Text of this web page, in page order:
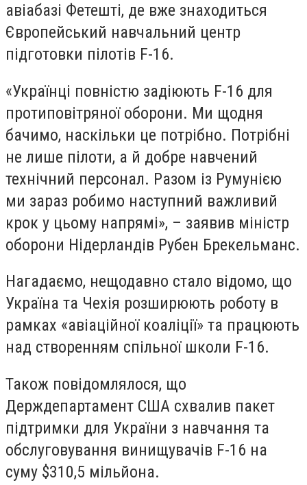
авіабазі Фетешті, де вже знаходиться
Європейський навчальний центр
підготовки пілотів F-16.
«Українці повністю задіюють F-16 для
протиповітряної оборони. Ми щодня
бачимо, наскільки це потрібно. Потрібні
не лише пілоти, а й добре навчений
технічний персонал. Разом із Румунією
ми зараз робимо наступний важливий
крок у цьому напрямі», – заявив міністр
оборони Нідерландів Рубен Брекельманс.
Нагадаємо, нещодавно стало відомо, що
Україна та Чехія розширюють роботу в
рамках «авіаційної коаліції» та працюють
над створенням спільної школи F-16.
Також повідомлялося, що
Держдепартамент США схвалив пакет
підтримки для України з навчання та
обслуговування винищувачів F-16 на
суму $310,5 мільйона.